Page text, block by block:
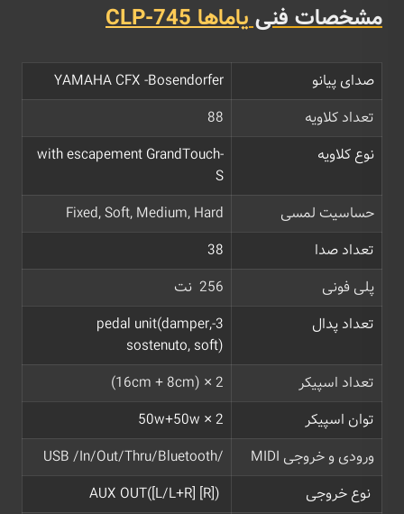
مشخصات فنییاماها CLP-745
صدای پیانو
YAMAHA CFX -Bosendorfer
تعداد کلاویه
88
نوع کلاویه
with escapement GrandTouch-
S
حساسیت لمسی
Fixed, Soft, Medium, Hard
تعداد صدا
38
پلی فونی
256 نت
تعداد پدال
3-pedal unit(damper,
sostenuto, soft)
تعداد اسپیکر
2 × (16cm + 8cm)
توان اسپیکر
50w+50w × 2
ورودی و خروجی MIDI
/USB /In/Out/Thru/Bluetooth
نوع خروجی
([R] AUX OUT([L/L+R]